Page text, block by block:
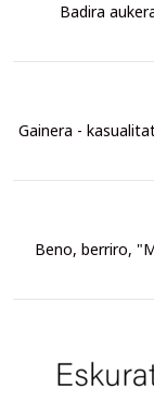
Badira
Gainera -
Beno, berriro,